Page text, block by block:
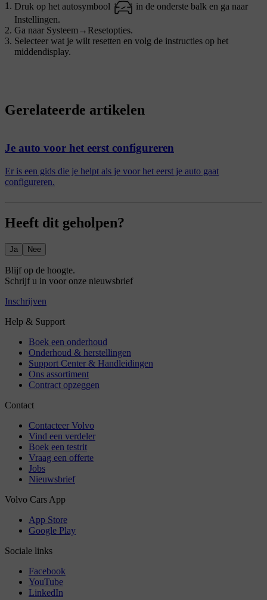
Druk op het autosymbool
in de onderste balk en ga naar
Instellingen.
Ga naar Systeem → Resetopties.
Selecteer wat je wilt resetten en volg de instructies op het
middendisplay.
Gerelateerde artikelen
Je auto voor het eerst configureren
Er is een gids die je helpt als je voor het eerst je auto gaat
configureren.
Heeft dit geholpen?
Ja Nee